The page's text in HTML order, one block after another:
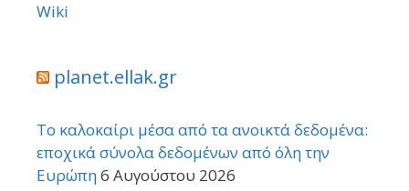
Wiki
planet.ellak.gr
Το καλοκαίρι μέσα από τα ανοικτά δεδομένα:
εποχικά σύνολα δεδομένων από όλη την
Ευρώπη6 Αυγούστου 2026